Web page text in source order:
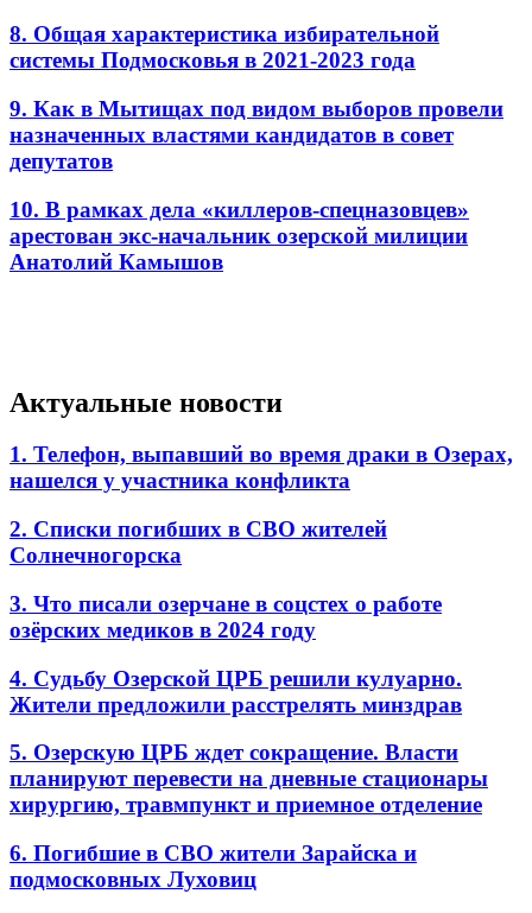
8. Общая характеристика избирательной
системы Подмосковья в 2021-2023 года
9. Как в Мытищах под видом выборов провели
назначенных властями кандидатов в совет
депутатов
10. В рамках дела «киллеров-спецназовцев»
арестован экс-начальник озерской милиции
Анатолий Камышов
Актуальные новости
1. Телефон, выпавший во время драки в Озерах,
нашелся у участника конфликта
2. Списки погибших в СВО жителей
Солнечногорска
3. Что писали озерчане в соцстех о работе
озёрских медиков в 2024 году
4. Судьбу Озерской ЦРБ решили кулуарно.
Жители предложили расстрелять минздрав
5. Озерскую ЦРБ ждет сокращение. Власти
планируют перевести на дневные стационары
хирургию, травмпункт и приемное отделение
6. Погибшие в СВО жители Зарайска и
подмосковных Луховиц